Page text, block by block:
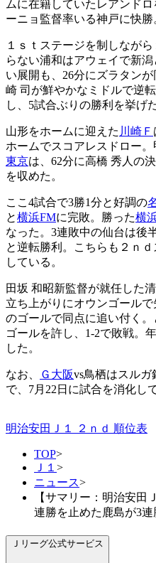
ムに在籍していたレアンド
ーニョ監督率いる神戸に快勝
１ｓｔステージを制しなが
らない浦和はアウェイで新
い展開も、26分にズラタン
崎 司が鮮やかなミドルで逆
し、5試合ぶりの勝利を挙げた
山形をホームに迎えた 川崎Ｆ
ホームでスコアレスドロー
東京は、62分に高橋 秀人の
を収めた。
ここ4試合で3勝1分と好調の
と横浜FMに完敗。勝った横
なった。3連敗中の仙台は後
と逆転勝利。こちらも２ｎ
している。
田坂 和昭新監督が就任した
立ち上がりにオウンゴール
のゴールで同点に追い付く
ゴールを許し、1-2で敗戦。
した。
なお、 Ｇ大阪vs鳥栖はスル
で、7月22日に試合を消化し
明治安田Ｊ１ ２ｎｄ 順位表
TOP>
Ｊ１ >
ニュース>
【サマリー：明治安田
連勝を止めた鹿島が3連
Ｊリーグ公式サービス